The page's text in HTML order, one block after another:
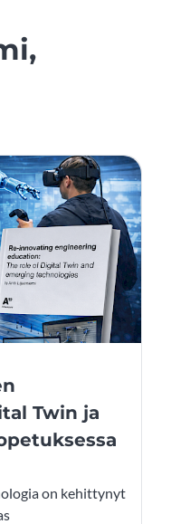
Twin ja
on kehittynyt